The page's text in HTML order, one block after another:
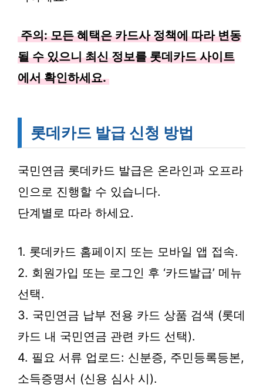
주의: 모든 혜택은 카드사 정책에 따라 변동
될 수 있으니 최신 정보를 롯데카드 사이트
에서 확인하세요.
롯데카드 발급 신청 방법
국민연금 롯데카드 발급은 온라인과 오프라
인으로 진행할 수 있습니다.
단계별로 따라 하세요.
1. 롯데카드 홈페이지 또는 모바일 앱 접속.
2. 회원가입 또는 로그인 후 ‘카드발급’ 메뉴
선택.
3. 국민연금 납부 전용 카드 상품 검색 (롯데
카드 내 국민연금 관련 카드 선택).
4. 필요 서류 업로드: 신분증, 주민등록등본,
소득증명서 (신용 심사 시).